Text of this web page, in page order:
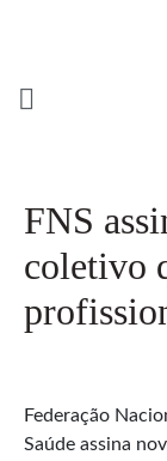
FNS
coletivo
Federação
Saúde assina